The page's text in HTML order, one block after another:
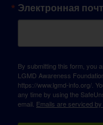
Электронная
By submitting this form, you
LGMD Awareness
https://www.lgmd-info.org/.
any time by using the
email. Emails are serviced